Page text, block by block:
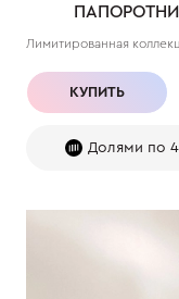
Лимитированная
КУПИТЬ
Долями по